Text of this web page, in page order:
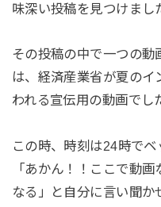
味深い投稿を見つけまし
その投稿の中で一つの動
は、 経済産業省が夏のイ
われる宣伝用の動画でし
この時、時刻は24時でベ
「あかん！！ここで動
なる」
と自分に言い聞か